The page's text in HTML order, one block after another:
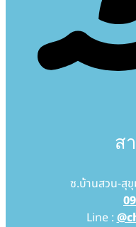
ส
ซ.บ้านสวน-สุ
Line :